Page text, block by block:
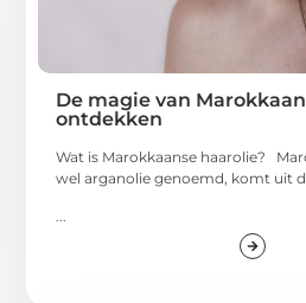
De magie van
ontdekken
Wat is Marokkaanse haarolie?
wel arganolie genoemd, komt uit
...